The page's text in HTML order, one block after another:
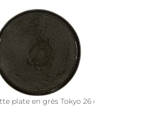
(20.5 cm)
plate en grès Tokyo 26 cm